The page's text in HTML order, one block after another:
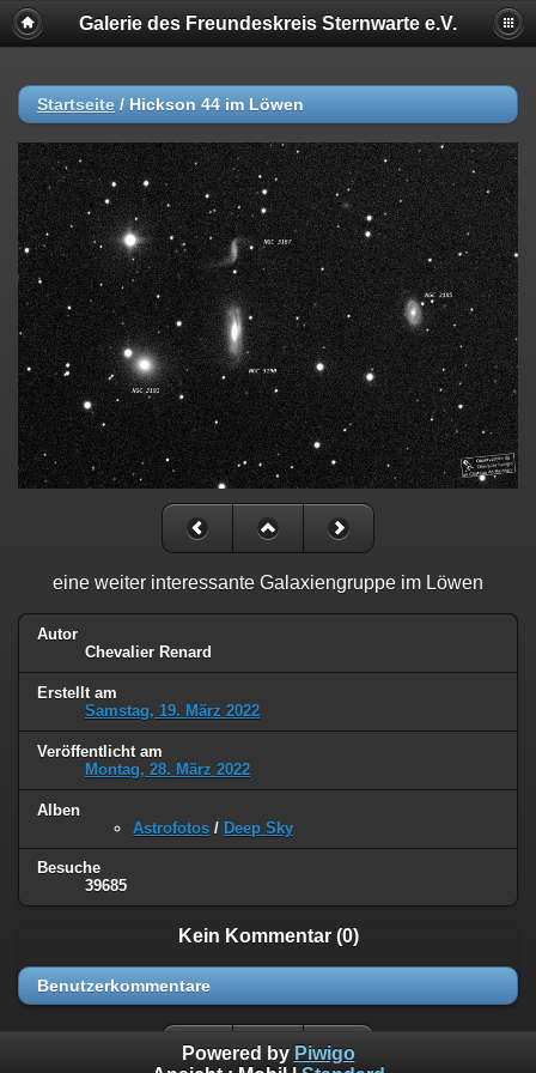
Galerie des Freundeskreis Sternwarte e.V.
Startseite / Hickson 44 im Löwen
eine weiter interessante Galaxiengruppe im Löwen
Autor
Chevalier Renard
Erstellt am
Samstag, 19. März 2022
Veröffentlicht am
Montag, 28. März 2022
Alben
Astrofotos / Deep Sky
Besuche
39685
Kein Kommentar (0)
Benutzerkommentare
Powered by Piwigo